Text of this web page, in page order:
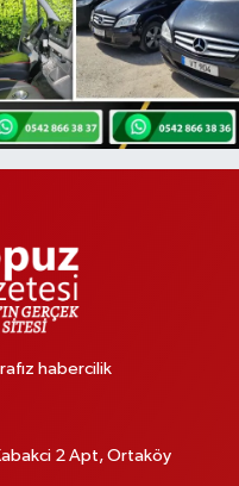
habercilik
2 Apt, Ortaköy